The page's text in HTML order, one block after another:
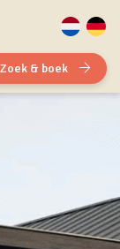
Zoek & boek